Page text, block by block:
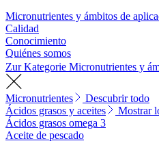
Micronutrientes y ámbitos de
Calidad
Conocimiento
Quiénes somos
Zur Kategorie Micronutrientes y
Micronutrientes
Descubrir todo
Ácidos grasos y aceites
Mostrar
Ácidos grasos omega 3
Aceite de pescado